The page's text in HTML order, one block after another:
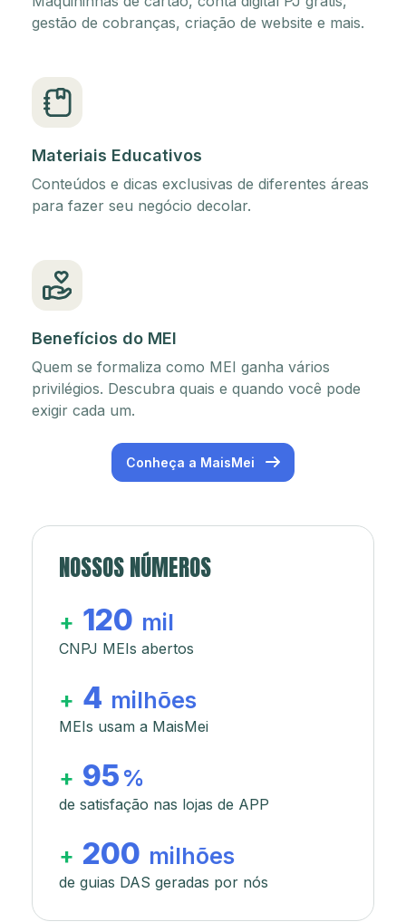
gestão de cobranças, criação de website e mais.
Materiais Educativos
Conteúdos e dicas exclusivas de diferentes áreas
para fazer seu negócio decolar.
Benefícios do MEI
Quem se formaliza como MEI ganha vários
privilégios. Descubra quais e quando você pode
exigir cada um.
Conheça a MaisMei
NOSSOS NÚMEROS
+ 120 mil
CNPJ MEIs abertos
+ 4 milhões
MEIs usam a MaisMei
+ 95 %
de satisfação nas lojas de APP
+ 200 milhões
de guias DAS geradas por nós